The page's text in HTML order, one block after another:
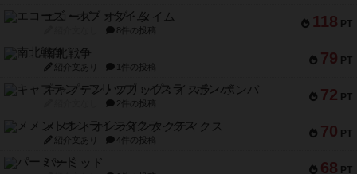
118 PT
エコーズ・オブ・タイム
8件の投稿
79 PT
南北戦争
紹介文あり 1件の投稿
72 PT
キャプテン・フリップ：イスラ・ボンバ
2件の投稿
70 PT
メメントオンラインタクティクス
紹介文あり 4件の投稿
68 PT
パーミッド